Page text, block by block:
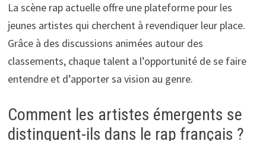
La scène rap actuelle offre une plateforme pour les
jeunes artistes qui cherchent à revendiquer leur place.
Grâce à des discussions animées autour des
classements, chaque talent a l’opportunité de se faire
entendre et d’apporter sa vision au genre.
Comment les artistes émergents se
distinguent-ils dans le rap français ?